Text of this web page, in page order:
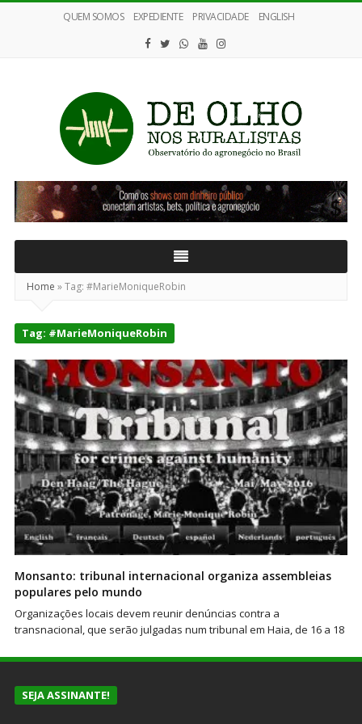
QUEM SOMOS EXPEDIENTE PRIVACIDADE ENGLISH
De
Olho
nos
Home »Tag: #MarieMoniqueRobin
Tag: #MarieMoniqueRobin
Monsanto: tribunal internacional organiza assembleias
populares pelo mundo
Organizações locais devem reunir denúncias contra a
transnacional, que serão julgadas num tribunal em Haia, de 16 a 18
SEJA ASSINANTE!